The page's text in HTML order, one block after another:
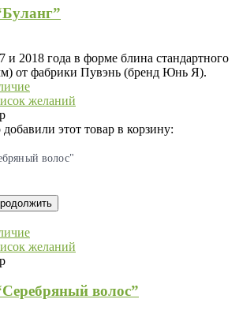
2018 года в форме блина стандартного
от фабрики Пувэнь (бренд Юнь Я).
желаний
этот товар в корзину:
волос"
желаний
волос”